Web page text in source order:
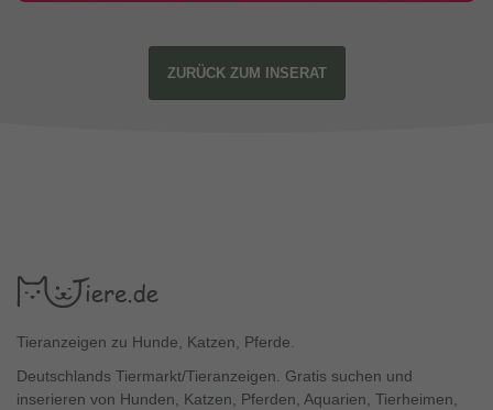
ZURÜCK ZUM INSERAT
Tieranzeigen zu Hunde, Katzen, Pferde.
Deutschlands Tiermarkt/Tieranzeigen. Gratis suchen und
inserieren von Hunden, Katzen, Pferden, Aquarien, Tierheimen,